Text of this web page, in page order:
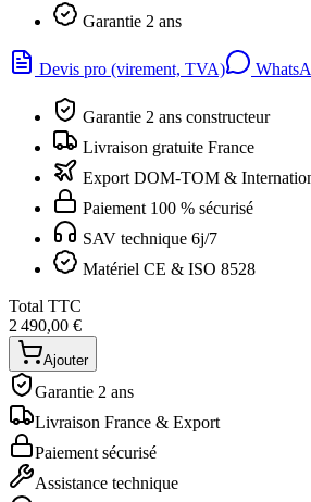
Garantie 2 ans
Devis pro (virement, TVA)
Garantie 2 ans constructeur
Livraison gratuite France
Export DOM-TOM &
Paiement 100 % sécurisé
SAV technique 6j/7
Matériel CE & ISO 8528
Total TTC
2 490,00 €
Ajouter
Garantie 2 ans
Livraison France & Export
Paiement sécurisé
Assistance technique